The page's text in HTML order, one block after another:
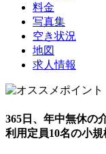
料金
写真集
空き状況
地図
求人情報
365日、年中無休の
利用定員10名の小規